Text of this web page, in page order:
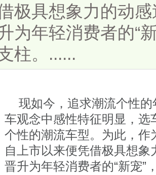
极具想象力的动
为年轻消费者的“
柱。......
现如今，追求潮流个性
车观念中感性特征明显，
个性的潮流车型。为此，作
自上市以来便凭借极具想
晋升为年轻消费者的“新宠”